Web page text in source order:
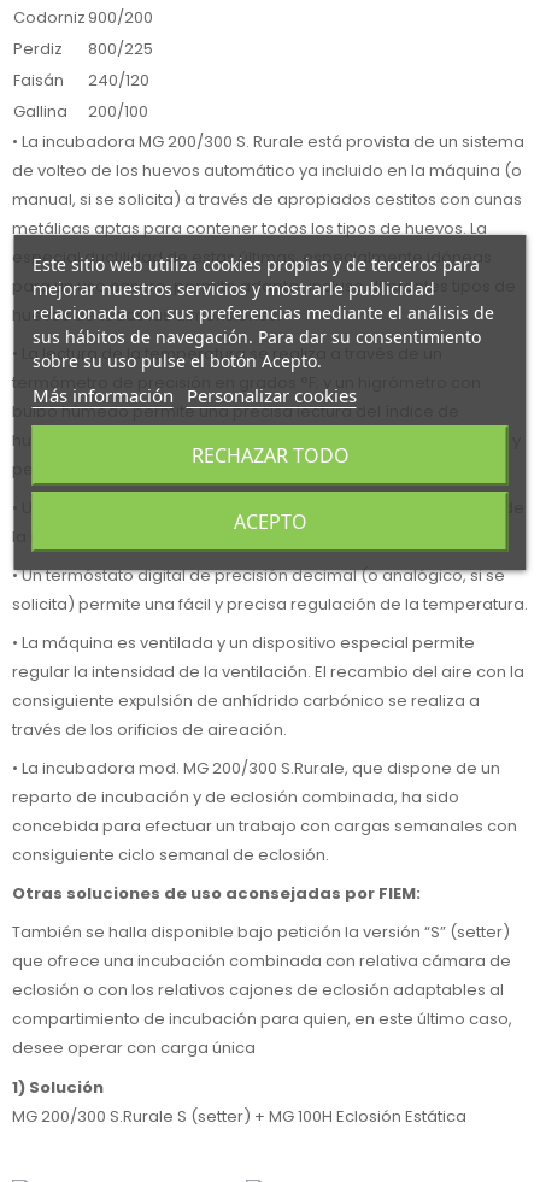
Codorniz 900/200
Perdiz
800/225
Faisán
240/120
Gallina
200/100
• La incubadora MG 200/300 S. Rurale está provista de un sistema
de volteo de los huevos automático ya incluido en la máquina (o
manual, si se solicita) a través de apropiados cestitos con cunas
metálicas aptas para contener todos los tipos de huevos. La
especial ductilidad de estas últimas, especialmente idóneas
para un uso casero, permite adaptar incluso diferentes tipos de
huevos de todas las dimensiones.
• La lectura de la temperatura se realiza a través de un
termómetro de precisión en grados °F; y un higrómetro con
bulbo húmedo permite una precisa lectura del índice de
humedad dentro de la incubadora. La funda extraíble es sólida y
permite una fácil y adecuada limpieza.
• Una mirilla en la puerta permite ver perfectamente el interior de
la incubadora.
• Un termóstato digital de precisión decimal (o analógico, si se
solicita) permite una fácil y precisa regulación de la temperatura.
• La máquina es ventilada y un dispositivo especial permite
regular la intensidad de la ventilación. El recambio del aire con la
consiguiente expulsión de anhídrido carbónico se realiza a
través de los orificios de aireación.
• La incubadora mod. MG 200/300 S.Rurale, que dispone de un
reparto de incubación y de eclosión combinada, ha sido
concebida para efectuar un trabajo con cargas semanales con
consiguiente ciclo semanal de eclosión.
Otras soluciones de uso aconsejadas por FIEM:
También se halla disponible bajo petición la versión “S” (setter)
que ofrece una incubación combinada con relativa cámara de
eclosión o con los relativos cajones de eclosión adaptables al
compartimiento de incubación para quien, en este último caso,
desee operar con carga única
1) Solución
MG 200/300 S.Rurale S (setter) + MG 100H Eclosión Estática
Este sitio web utiliza cookies propias y de terceros para
mejorar nuestros servicios y mostrarle publicidad
relacionada con sus preferencias mediante el análisis de
sus hábitos de navegación. Para dar su consentimiento
sobre su uso pulse el botón Acepto.
Más información Personalizar cookies
RECHAZAR TODO
ACEPTO